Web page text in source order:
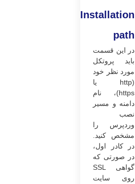
Installation
path
در این قسمت
باید پروتکل
مورد نظر خود
(http یا
https)، نام
دامنه و مسیر
نصب
وردپرس را
مشخص کنید.
در کادر اول،
در صورتی که
گواهی SSL
روی سایت